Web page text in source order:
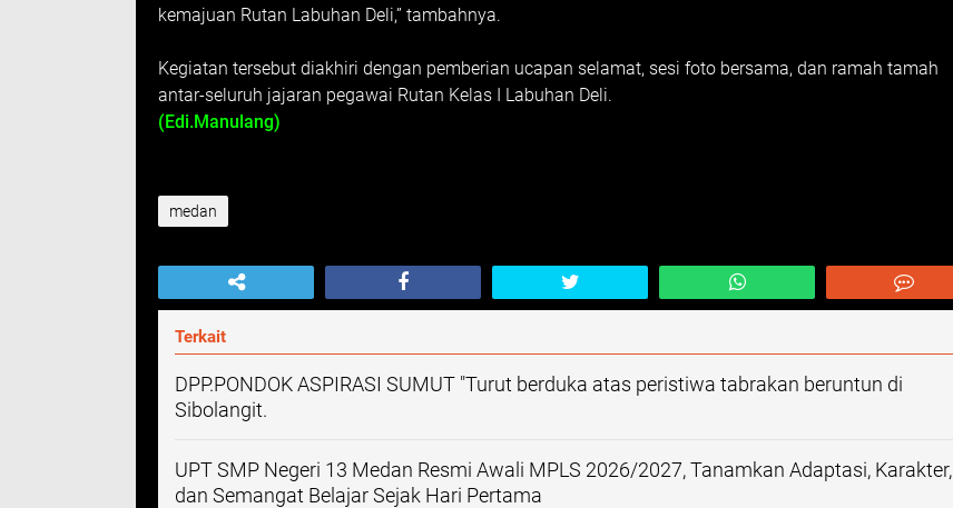
kemajuan Rutan Labuhan Deli,” tambahnya.
Kegiatan tersebut diakhiri dengan pemberian ucapan selamat, sesi foto bersama, dan ramah tamah
antar-seluruh jajaran pegawai Rutan Kelas I Labuhan Deli.
(Edi.Manulang)
medan
Terkait
DPP.PONDOK ASPIRASI SUMUT "Turut berduka atas peristiwa tabrakan beruntun di
Sibolangit.
UPT SMP Negeri 13 Medan Resmi Awali MPLS 2026/2027, Tanamkan Adaptasi, Karakter,
dan Semangat Belajar Sejak Hari Pertama